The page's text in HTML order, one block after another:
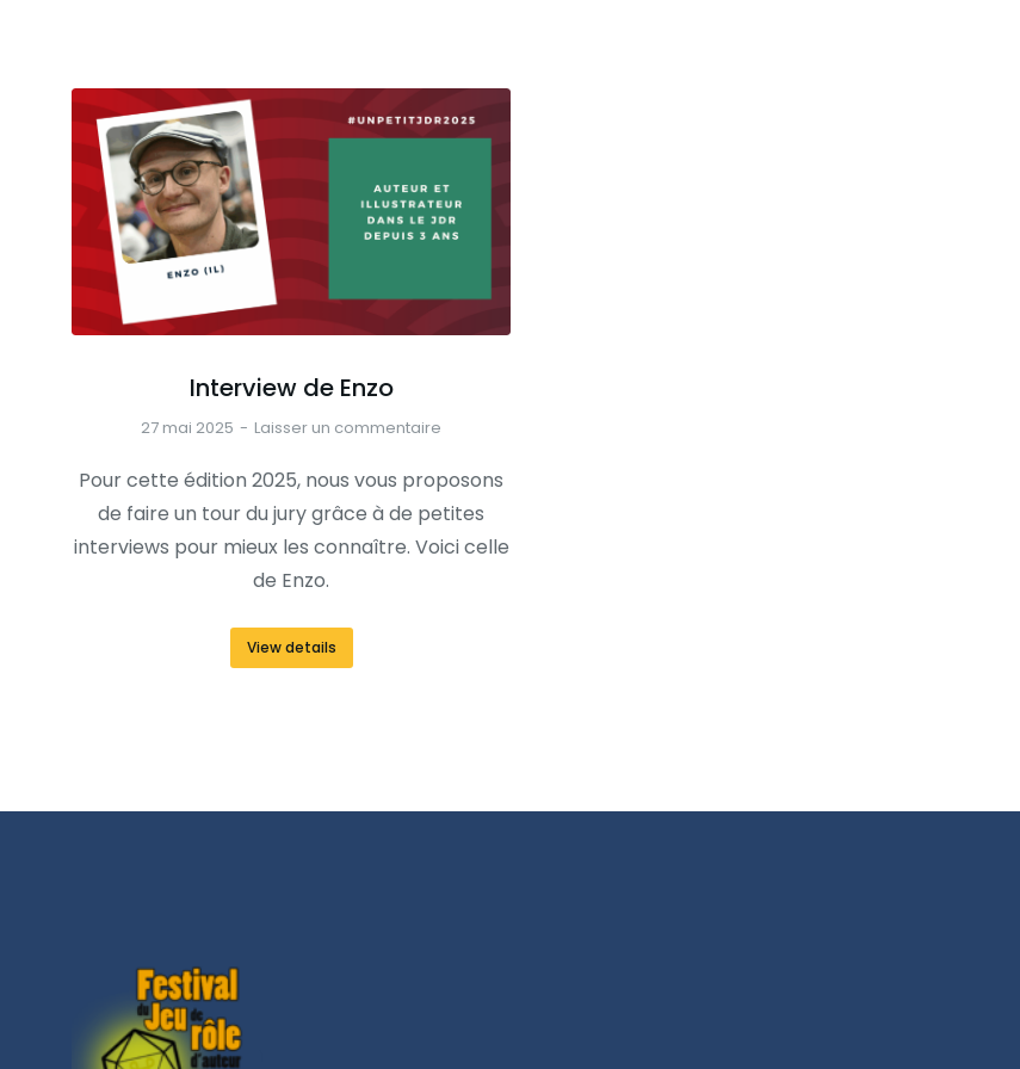
Interview de Enzo
27 mai 2025 Laisser un commentaire
Pour cette édition 2025, nous vous proposons
de faire un tour du jury grâce à de petites
interviews pour mieux les connaître. Voici celle
de Enzo.
View details